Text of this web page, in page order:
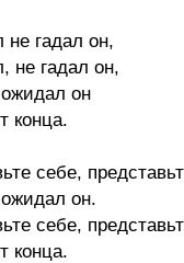
гадал он,
не гадал он,
он
конца.
себе,
он.
себе,
конца.